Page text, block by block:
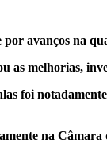
avanços na
as melhorias,
foi
na Câmara